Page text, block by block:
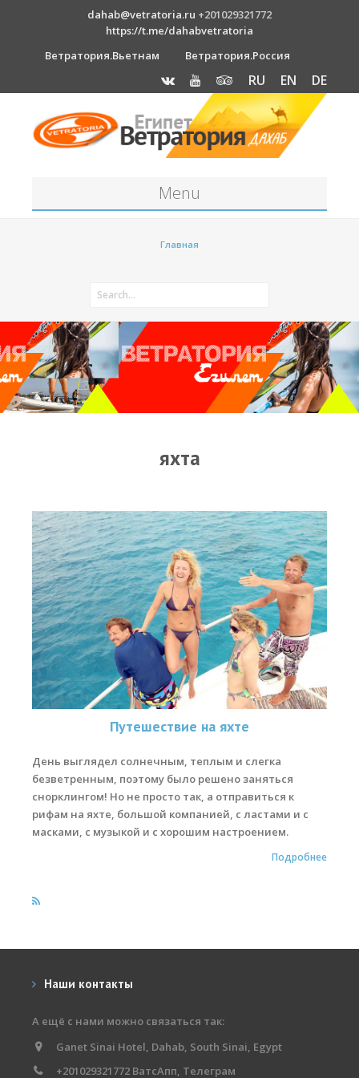
dahab@vetratoria.ru +201029321772
https://t.me/dahabvetratoria
Ветратория.Вьетнам
Ветратория.Россия
RU EN DE
Menu
Как к нам добраться?
Отель Canion
Прогноз погоды
Оборудование
Дахаб
ВиндСерфКидс
Новости
Медиа
Медиа архив
Фотки
Наши Станции
Ветратория.Вьетнам
Ветратория Россия
Продажа оборудования
Система скидок
Главная
яхта
Путешествие на яхте
День выглядел солнечным, теплым и слегка
безветренным, поэтому было решено заняться
снорклингом! Но не просто так, а отправиться к
рифам на яхте, большой компанией, с ластами и с
масками, с музыкой и с хорошим настроением.
Подробнее
Наши контакты
А ещё с нами можно связаться так:
Ganet Sinai Hotel, Dahab, South Sinai, Egypt
+201029321772 ВатсАпп, Телеграм